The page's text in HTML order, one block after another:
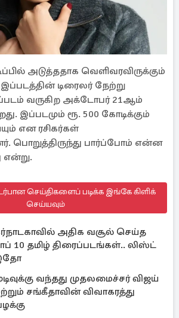
அடுத்ததாக வெளிவரவிருக்கும்
டிரைலர் நேற்று
வருகிற அக்டோபர் 21ஆம்
இப்படமும் ரூ. 500 கோடிக்கும்
என ரசிகர்கள்
பொறுத்திருந்து பார்ப்போம் என்ன
என்று.
செய்திகளைப் படிக்க இங்கே கிளிக்
செய்யவும்
அதிக வசூல் செய்த
10 தமிழ் திரைப்படங்கள்.. லிஸ்ட்
வந்தது முதலமைச்சர் விஜய்
சங்கீதாவின் விவாகரத்து